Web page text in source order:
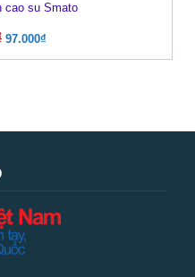
cao su Smato
97.000₫